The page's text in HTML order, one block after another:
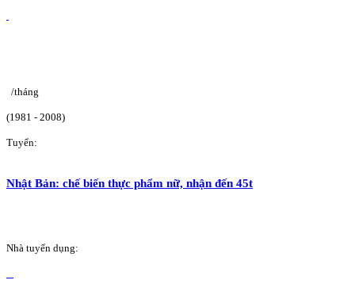
/tháng
(1981 - 2008)
Tuyển:
Nhật Bản: chế biến thực phẩm nữ, nhận đến 45t
Nhà tuyển dụng: